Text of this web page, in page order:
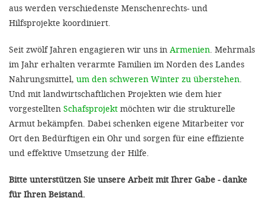
aus werden verschiedenste Menschenrechts- und
Hilfsprojekte koordiniert.
Seit zwölf Jahren engagieren wir uns in Armenien. Mehrmals
im Jahr erhalten verarmte Familien im Norden des Landes
Nahrungsmittel, um den schweren Winter zu überstehen.
Und mit landwirtschaftlichen Projekten wie dem hier
vorgestellten Schafsprojekt möchten wir die strukturelle
Armut bekämpfen. Dabei schenken eigene Mitarbeiter vor
Ort den Bedürftigen ein Ohr und sorgen für eine effiziente
und effektive Umsetzung der Hilfe.
Bitte unterstützen Sie unsere Arbeit mit Ihrer Gabe - danke
für Ihren Beistand.